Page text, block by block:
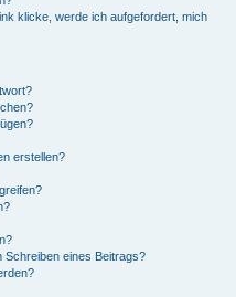
klicke, werde ich aufgefordert, mich
erstellen?
Schreiben eines Beitrags?